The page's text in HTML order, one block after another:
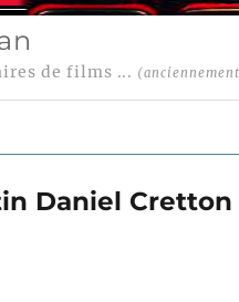
de films ...
Daniel Cretton